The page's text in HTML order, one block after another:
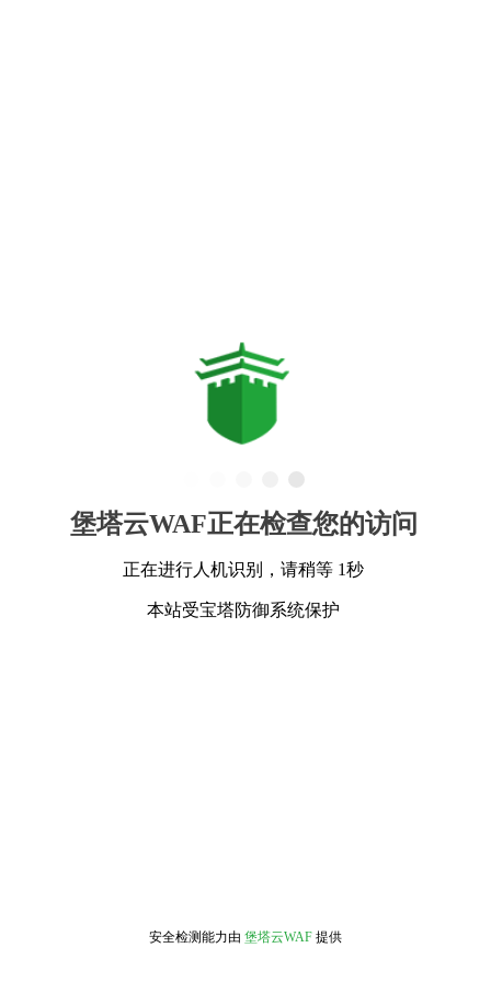
堡塔云WAF正在检查您的访问
正在进行人机识别，请稍等 1秒
本站受宝塔防御系统保护
安全检测能力由 堡塔云WAF 提供